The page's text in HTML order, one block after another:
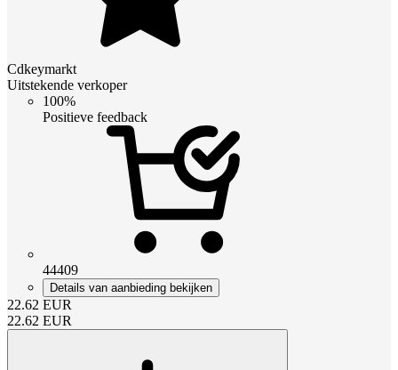
Cdkeymarkt
Uitstekende verkoper
100%
Positieve feedback
44409
Details van aanbieding bekijken
22.62 EUR
22.62 EUR